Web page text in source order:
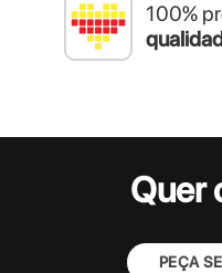
100%
Quer
PEÇA